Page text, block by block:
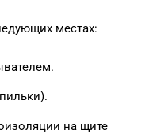
местах:
на щите